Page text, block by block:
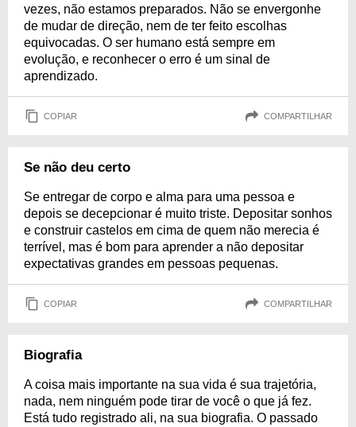
vezes, não estamos preparados. Não se envergonhe
de mudar de direção, nem de ter feito escolhas
equivocadas. O ser humano está sempre em
evolução, e reconhecer o erro é um sinal de
aprendizado.
COPIAR COMPARTILHAR
Se não deu certo
Se entregar de corpo e alma para uma pessoa e
depois se decepcionar é muito triste. Depositar sonhos
e construir castelos em cima de quem não merecia é
terrível, mas é bom para aprender a não depositar
expectativas grandes em pessoas pequenas.
COPIAR COMPARTILHAR
Biografia
A coisa mais importante na sua vida é sua trajetória,
nada, nem ninguém pode tirar de você o que já fez.
Está tudo registrado ali, na sua biografia. O passado